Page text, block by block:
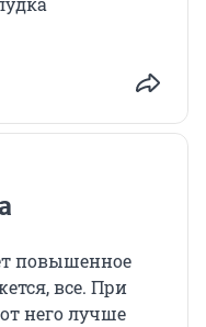
повышенное
все. При
него лучше